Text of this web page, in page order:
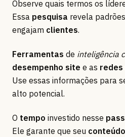
Observe quais termos os
Essa pesquisa revela
engajam clientes.
Ferramentas de inteligência
desempenho site e as redes
Use essas informações para
alto potencial.
O tempo investido nesse
Ele garante que seu conteúdo